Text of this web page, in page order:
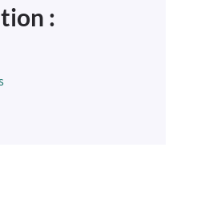
: